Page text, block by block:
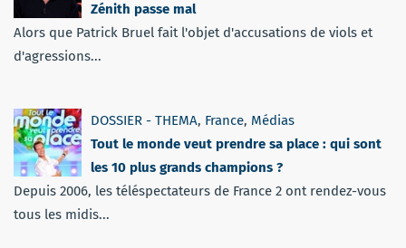
Zénith passe mal
Alors que Patrick Bruel fait l'objet d'accusations de viols et
d'agressions...
DOSSIER - THEMA, France, Médias
Tout le monde veut prendre sa place : qui sont
les 10 plus grands champions ?
Depuis 2006, les téléspectateurs de France 2 ont rendez-vous
tous les midis...